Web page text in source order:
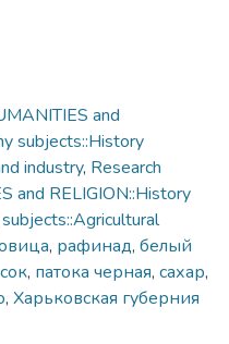
and
subjects::History
industry, Research
and RELIGION::History
, рафинад, белый
, патока черная, сахар,
, Харьковская губерния